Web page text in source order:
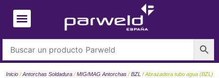
Inicio /Antorchas Soldadura /MIG/MAG Antorchas /BZL / Abrazadera tubo agua (BZL)